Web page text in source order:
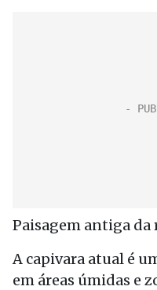
Paisagem antiga da
A capivara atual é
em áreas úmidas e